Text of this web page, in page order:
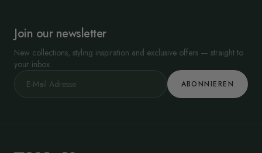
Join our newsletter
New collections, styling inspiration and exclusive offers — straight to
your inbox.
ABONNIEREN